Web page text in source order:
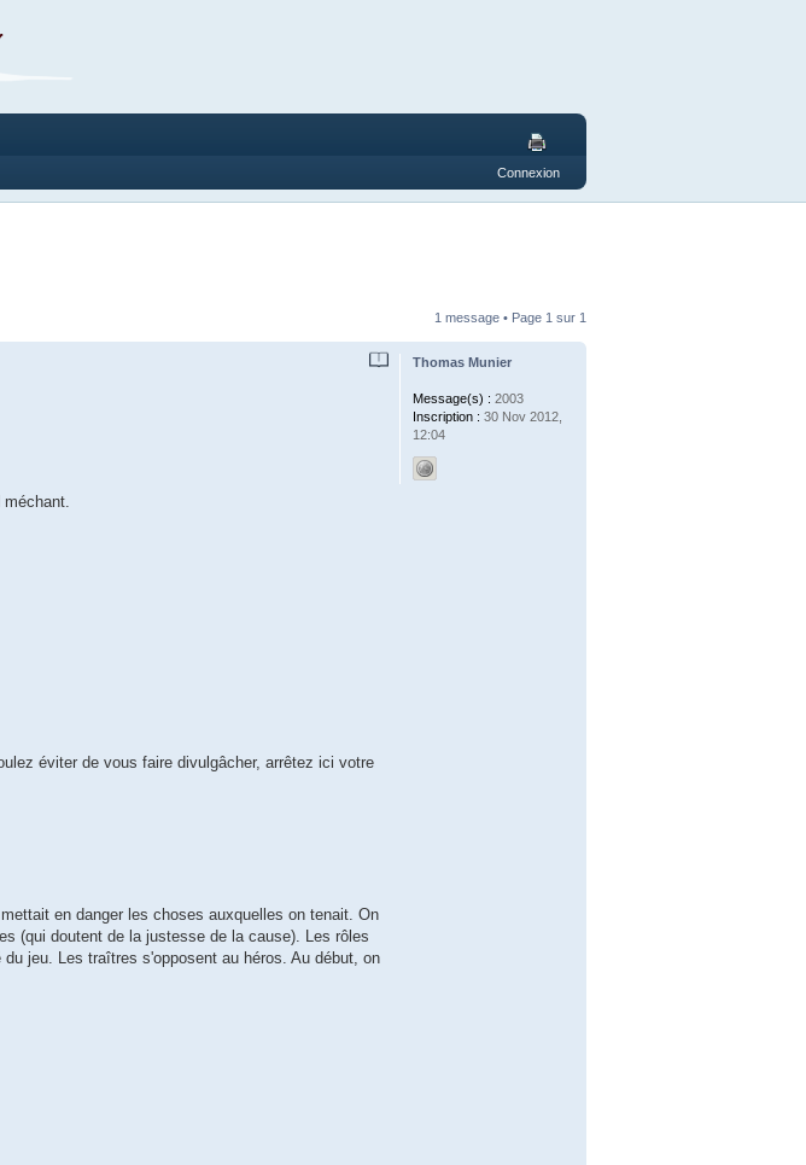
Connexion
1 message • Page 1 sur 1
méchant.
éviter de vous faire divulgâcher, arrêtez ici votre
en danger les choses auxquelles on tenait. On
(qui doutent de la justesse de la cause). Les rôles
jeu. Les traîtres s'opposent au héros. Au début, on
Thomas Munier
Message(s) : 2003
Inscription : 30 Nov 2012,
12:04